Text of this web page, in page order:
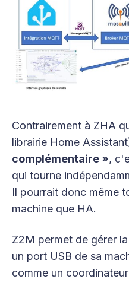
Contrairement à ZHA
librairie Home
complémentaire »,
qui tourne
Il pourrait donc même
machine que HA.
Z2M permet de gérer
un port USB de sa
comme un